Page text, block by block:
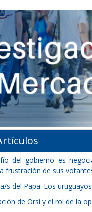
del gobierno es
frustración de sus
s del Papa: Los
de Orsi y el rol de la